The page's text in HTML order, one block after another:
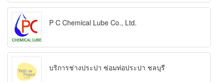
P C Chemical Lube Co., Ltd.
บริการช่างประปา ซ่อมท่อประปา ชลบุรี